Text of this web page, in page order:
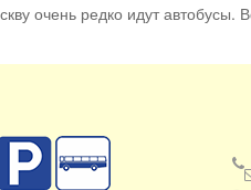
очень редко идут автобусы.